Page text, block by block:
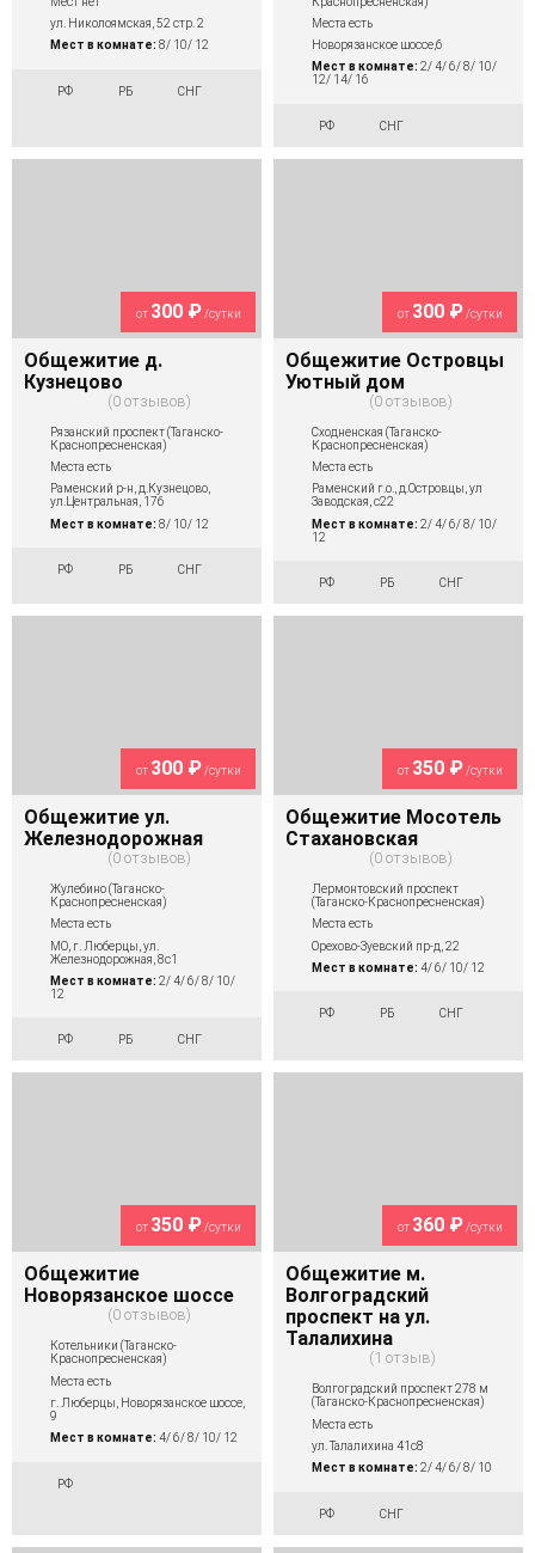
ул. Николоямская, 52 стр. 2
Мест в комнате: 8/ 10/ 12
РФ РБ СНГ
Места есть
Новорязанское шоссе,6
Мест в комнате: 2/ 4/ 6/ 8/ 10/
12/ 14/ 16
РФ СНГ
от 300 ₽/сутки
Общежитие д.
Кузнецово
0 отзывов
Рязанский проспект (Таганско-
Краснопресненская)
Места есть
Раменский р-н, д.Кузнецово,
ул.Центральная, 176
Мест в комнате: 8/ 10/ 12
РФ РБ СНГ
от 300 ₽/сутки
Общежитие Островцы
Уютный дом
0 отзывов
Сходненская (Таганско-
Краснопресненская)
Места есть
Раменский г.о., д.Островцы, ул
Заводская, с22
Мест в комнате: 2/ 4/ 6/ 8/ 10/
12
РФ РБ СНГ
от 300 ₽/сутки
Общежитие ул.
Железнодорожная
0 отзывов
Жулебино (Таганско-
Краснопресненская)
Места есть
МО, г. Люберцы, ул.
Железнодорожная, 8с1
Мест в комнате: 2/ 4/ 6/ 8/ 10/
12
РФ РБ СНГ
от 350 ₽/сутки
Общежитие Мосотель
Стахановская
0 отзывов
Лермонтовский проспект
(Таганско-Краснопресненская)
Места есть
Орехово-Зуевский пр-д, 22
Мест в комнате: 4/ 6/ 10/ 12
РФ РБ СНГ
от 350 ₽/сутки
Общежитие
Новорязанское шоссе
0 отзывов
Котельники (Таганско-
Краснопресненская)
Места есть
г. Люберцы, Новорязанское шоссе,
9
Мест в комнате: 4/ 6/ 8/ 10/ 12
РФ
от 360 ₽/сутки
Общежитие м.
Волгоградский
проспект на ул.
Талалихина
1 отзыв
Волгоградский проспект 278 м
(Таганско-Краснопресненская)
Места есть
ул. Талалихина 41с8
Мест в комнате: 2/ 4/ 6/ 8/ 10
РФ СНГ